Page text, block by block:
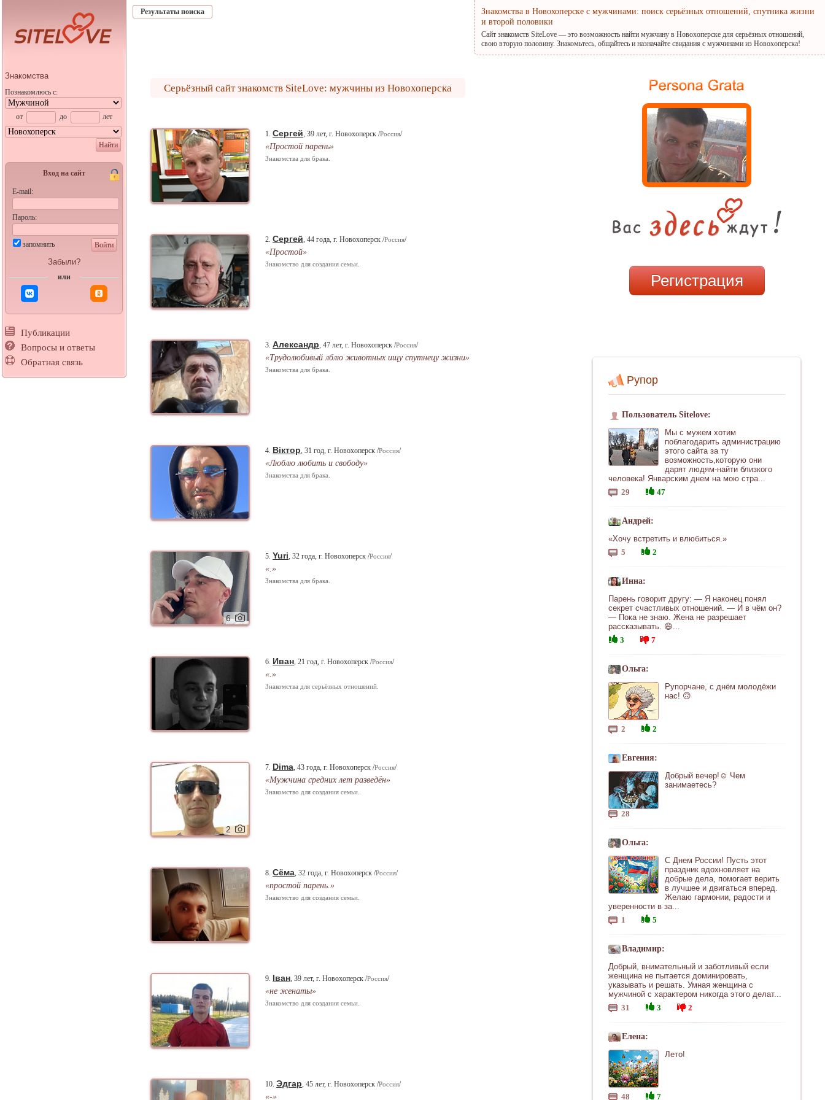
Знакомства
Познакомлюсь с:
от до лет
Найти
Вход на сайт
E-mail:
Пароль:
запомнить Войти
Забыли?
или
Публикации
Вопросы и ответы
Обратная связь
Результаты поиска
Знакомства в Новохоперске с мужчинами: поиск серьёзных отношений, спутника жизни
и второй половики
Сайт знакомств SiteLove — это возможность найти мужчину в Новохоперске для серьёзных отношений,
свою вторую половину. Знакомьтесь, общайтесь и назначайте свидания с мужчинами из Новохоперска!
Серьёзный сайт знакомств SiteLove: мужчины из Новохоперска
Регистрация
Рупор
Пользователь Sitelove:
Мы с мужем хотим
поблагодарить администрацию
этого сайта за ту
возможность,которую они
дарят людям-найти близкого
человека! Январским днем на мою стра...
29
47
Андрей:
«Хочу встретить и влюбиться.»
5
2
Инна:
Парень говорит другу: — Я наконец понял
секрет счастливых отношений. — И в чём он?
— Пока не знаю. Жена не разрешает
рассказывать. 😄...
3
7
Ольга:
Рупорчане, с днём молодёжи
нас! 🙃
2 2
Евгения:
Добрый вечер!☺ Чем
занимаетесь?
28
Ольга:
С Днем России! Пусть этот
праздник вдохновляет на
добрые дела, помогает верить
в лучшее и двигаться вперед.
Желаю гармонии, радости и
уверенности в за...
1
5
Владимир:
Добрый, внимательный и заботливый если
женщина не пытается доминировать,
указывать и решать. Умная женщина с
мужчиной с характером никогда этого делат...
31
3 2
Елена:
Лето!
48 7
1. Сергей, 39 лет, г. Новохоперск /Россия/
«Простой парень»
Знакомства для брака.
2. Сергей, 44 года, г. Новохоперск /Россия/
«Простой»
Знакомство для создания семьи.
3. Александр, 47 лет, г. Новохоперск /Россия/
«Трудолюбивый лблю животных ищу спутнецу жизни»
Знакомства для брака.
4. Віктор, 31 год, г. Новохоперск /Россия/
«Люблю любить и свободу»
Знакомства для брака.
6
5. Yuri, 32 года, г. Новохоперск /Россия/
«.»
Знакомства для брака.
6. Иван, 21 год, г. Новохоперск /Россия/
«.»
Знакомства для серьёзных отношений.
2
7. Dima, 43 года, г. Новохоперск /Россия/
«Мужчина средних лет разведён»
Знакомство для создания семьи.
8. Сёма, 32 года, г. Новохоперск /Россия/
«простой парень.»
Знакомство для создания семьи.
9. Іван, 39 лет, г. Новохоперск /Россия/
«не женаты»
Знакомство для создания семьи.
10. Эдгар, 45 лет, г. Новохоперск /Россия/
«-»